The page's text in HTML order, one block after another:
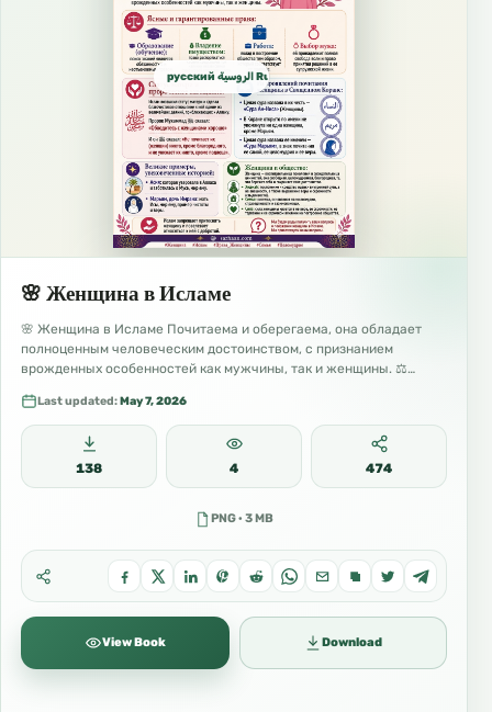
русский الروسية Russian
🌸 Женщина в Исламе
🌸 Женщина в Исламе Почитаема и оберегаема, она обладает
полноценным человеческим достоинством, с признанием
врожденных особенностей как мужчины, так и женщины. ⚖️…
Last updated:May 7, 2026
138 4 474
PNG · 3 MB
View Book Download